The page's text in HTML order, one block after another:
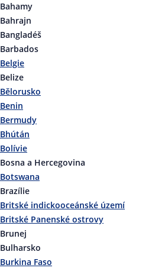
Bahamy
Bahrajn
Bangladéš
Barbados
Belgie
Belize
Bělorusko
Benin
Bermudy
Bhútán
Bolívie
Bosna a Hercegovina
Botswana
Brazílie
Britské indickooceánské území
Britské Panenské ostrovy
Brunej
Bulharsko
Burkina Faso